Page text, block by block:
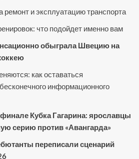
ремонт и эксплуатацию транспорта
что подойдет именно вам
обыграла Швецию на
как оставаться
информационного
Кубка Гагарина: ярославцы
серию против «Авангарда»
переписали сценарий